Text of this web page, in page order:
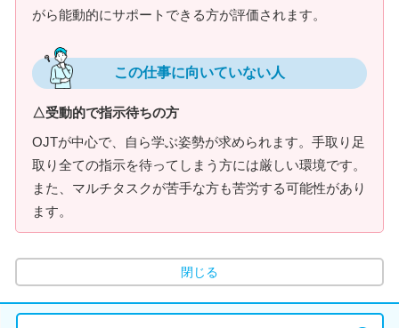
がら能動的にサポートできる方が評価されます。
この仕事に向いていない人
△受動的で指示待ちの方
OJTが中心で、自ら学ぶ姿勢が求められます。手取り足
取り全ての指示を待ってしまう方には厳しい環境です。
また、マルチタスクが苦手な方も苦労する可能性があり
ます。
閉じる